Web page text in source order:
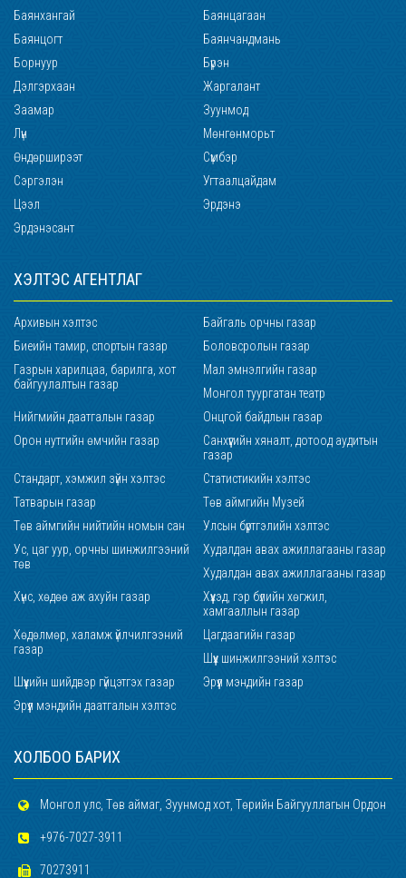
Баянхангай
Баянцагаан
Баянцогт
Баянчандмань
Борнуур
Бүрэн
Дэлгэрхаан
Жаргалант
Заамар
Зуунмод
Лүн
Мөнгөнморьт
Өндөрширээт
Сүмбэр
Сэргэлэн
Угтаалцайдам
Цээл
Эрдэнэ
Эрдэнэсант
ХЭЛТЭС АГЕНТЛАГ
Архивын хэлтэс
Байгаль орчны газар
Биеийн тамир, спортын газар
Боловсролын газар
Газрын харилцаа, барилга, хот
байгуулалтын газар
Мал эмнэлгийн газар
Монгол туургатан театр
Нийгмийн даатгалын газар
Онцгой байдлын газар
Орон нутгийн өмчийн газар
Санхүүгийн хяналт, дотоод аудитын
газар
Стандарт, хэмжил зүйн хэлтэс
Статистикийн хэлтэс
Татварын газар
Төв аймгийн Музей
Төв аймгийн нийтийн номын сан
Улсын бүртгэлийн хэлтэс
Ус, цаг уур, орчны шинжилгээний
төв
Худалдан авах ажиллагааны газар
Худалдан авах ажиллагааны газар
Хүнс, хөдөө аж ахуйн газар
Хүүхэд, гэр бүлийн хөгжил,
хамгааллын газар
Хөдөлмөр, халамж үйлчилгээний
газар
Цагдаагийн газар
Шүүх шинжилгээний хэлтэс
Шүүхийн шийдвэр гүйцэтгэх газар
Эрүүл мэндийн газар
Эрүүл мэндийн даатгалын хэлтэс
ХОЛБОО БАРИХ
Монгол улс, Төв аймаг, Зуунмод хот, Төрийн Байгууллагын Ордон
+976-7027-3911
70273911